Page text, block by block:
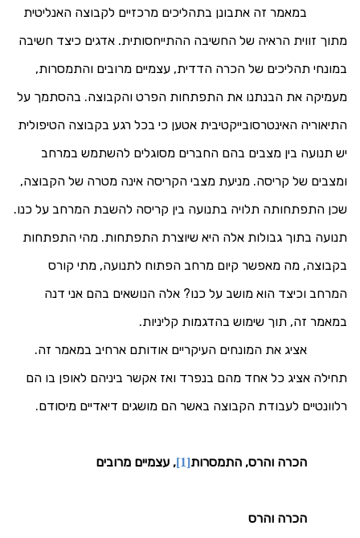
במאמר זה אתבונן בתהליכים מרכזיים לקבוצה האנליטית
מתוך זווית הראיה של החשיבה ההתייחסותית. אדגים כיצד חשיבה
במונחי תהליכים של הכרה הדדית, עצמיים מרובים והתמסרות,
מעמיקה את הבנתנו את התפתחות הפרט והקבוצה. בהסתמך על
התיאוריה האינטרסובייקטיבית אטען כי בכל רגע בקבוצה הטיפולית
יש תנועה בין מצבים בהם החברים מסוגלים להשתמש במרחב
ומצבים של קריסה. מניעת מצבי הקריסה אינה מטרה של הקבוצה,
שכן התפתחותה תלויה בתנועה בין קריסה להשבת המרחב על כנו.
תנועה בתוך גבולות אלה היא שיוצרת התפתחות. מהי התפתחות
בקבוצה, מה מאפשר קיום מרחב הפתוח לתנועה, מתי קורס
המרחב וכיצד הוא מושב על כנו? אלה הנושאים בהם אני דנה
במאמר זה, תוך שימוש בהדגמות קליניות.
אציג את המונחים העיקריים אודותם ארחיב במאמר זה.
תחילה אציג כל אחד מהם בנפרד ואז אקשר ביניהם לאופן בו הם
רלוונטיים לעבודת הקבוצה באשר הם מושגים דיאדיים מיסודם.
הכרה והרס, התמסרות[1], עצמיים מרובים
הכרה והרס